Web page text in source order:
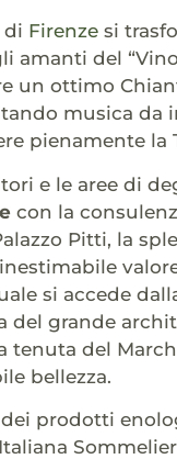
di Firenze si
del “Vino
un ottimo
musica da
pienamente la
e le aree di
con la
Pitti, la
si accede
grande
del
bellezza.
dei prodotti